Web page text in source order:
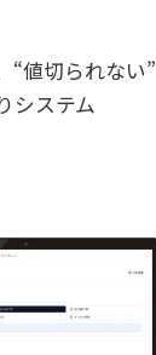
“値切られない”
システム